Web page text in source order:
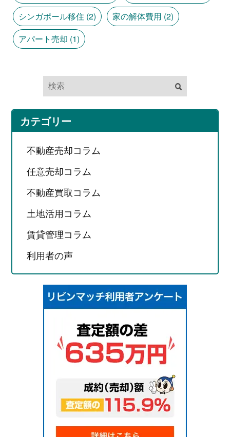
シンガポール移住 (2) 家の解体費用 (2)
アパート売却 (1)
カテゴリー
不動産売却コラム
任意売却コラム
不動産買取コラム
土地活用コラム
賃貸管理コラム
利用者の声